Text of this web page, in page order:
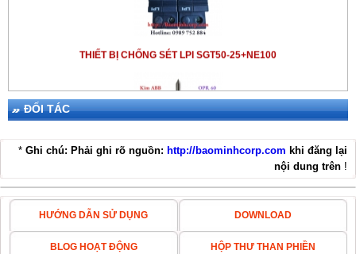
THIẾT BỊ CHỐNG SÉT LPI SGT50-25+NE100
ĐỐI TÁC
* Ghi chú: Phải ghi rõ nguồn: http://baominhcorp.com khi đăng lại
nội dung trên !
HƯỚNG DẪN SỬ DỤNG DOWNLOAD
BLOG HOẠT ĐỘNG HỘP THƯ THAN PHIỀN